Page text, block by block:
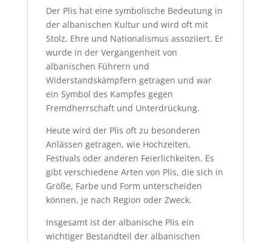
Der Plis hat eine symbolische Bedeutung in
der albanischen Kultur und wird oft mit
Stolz, Ehre und Nationalismus assoziiert. Er
wurde in der Vergangenheit von
albanischen Führern und
Widerstandskämpfern getragen und war
ein Symbol des Kampfes gegen
Fremdherrschaft und Unterdrückung.
Heute wird der Plis oft zu besonderen
Anlässen getragen, wie Hochzeiten,
Festivals oder anderen Feierlichkeiten. Es
gibt verschiedene Arten von Plis, die sich in
Größe, Farbe und Form unterscheiden
können, je nach Region oder Zweck.
Insgesamt ist der albanische Plis ein
wichtiger Bestandteil der albanischen